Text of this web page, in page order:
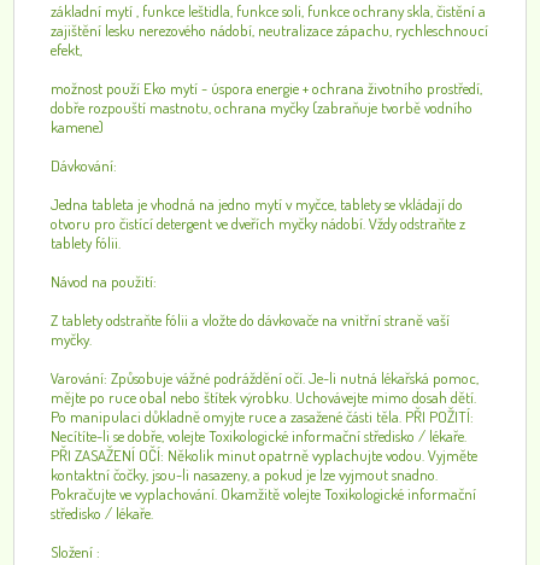
základní mytí , funkce leštidla, funkce soli, funkce ochrany skla, čistění a
zajištění lesku nerezového nádobí, neutralizace zápachu, rychleschnoucí
efekt,
možnost použí Eko mytí - úspora energie + ochrana životního prostředí,
dobře rozpouští mastnotu, ochrana myčky (zabraňuje tvorbě vodního
kamene)
Dávkování:
Jedna tableta je vhodná na jedno mytí v myčce, tablety se vkládají do
otvoru pro čistící detergent ve dveřích myčky nádobí. Vždy odstraňte z
tablety fólii.
Návod na použití:
Z tablety odstraňte fólii a vložte do dávkovače na vnitřní straně vaší
myčky.
Varování: Způsobuje vážné podráždění očí. Je-li nutná lékařská pomoc,
mějte po ruce obal nebo štítek výrobku. Uchovávejte mimo dosah dětí.
Po manipulaci důkladně omyjte ruce a zasažené části těla. PŘI POŽITÍ:
Necítíte-li se dobře, volejte Toxikologické informační středisko / lékaře.
PŘI ZASAŽENÍ OČÍ: Několik minut opatrně vyplachujte vodou. Vyjměte
kontaktní čočky, jsou-li nasazeny, a pokud je lze vyjmout snadno.
Pokračujte ve vyplachování. Okamžitě volejte Toxikologické informační
středisko / lékaře.
Složení :